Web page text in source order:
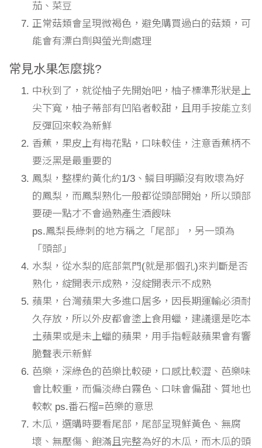
茄、菜豆
正常菇類會呈現微褐色，避免購買過白的菇類，可
能會有漂白劑與螢光劑處理
常見水果怎麼挑?
中秋到了，就從柚子先開始吧，柚子標準形狀是上
尖下寬，柚子蒂部有凹陷者較甜，且用手按能立刻
反彈回來較為新鮮
香蕉，果皮上有梅花點，口味較佳，注意香蕉柄不
要泛黑是最重要的
鳳梨，整棵約黃化約1/3、鱗目明顯沒有敗壞為好
的鳳梨，而鳳梨熟化一般都從頭部開始，所以頭部
要硬一點才不會過熟產生酒餿味
ps.鳳梨長綠刺的地方稱之「尾部」，另一頭為
「頭部」
水梨，從水梨的底部氣門(就是那個孔)來判斷是否
熟化，綻開表示成熟，沒綻開表示不成熟
蘋果，台灣蘋果大多進口居多，因長期運輸必須耐
久存放，所以外皮都會塗上食用蠟，建議還是吃本
土蘋果或是未上蠟的蘋果，用手指輕敲蘋果會有響
脆聲表示新鮮
芭樂，深綠色的芭樂比較硬，口感比較澀、芭樂味
會比較重，而偏淡綠白霧色、口味會偏甜、質地也
較軟 ps.番石榴=芭樂的意思
木瓜，選購時要看尾部，尾部呈現鮮黃色、無腐
壞、無壓傷、飽滿且完整為好的木瓜，而木瓜的頭